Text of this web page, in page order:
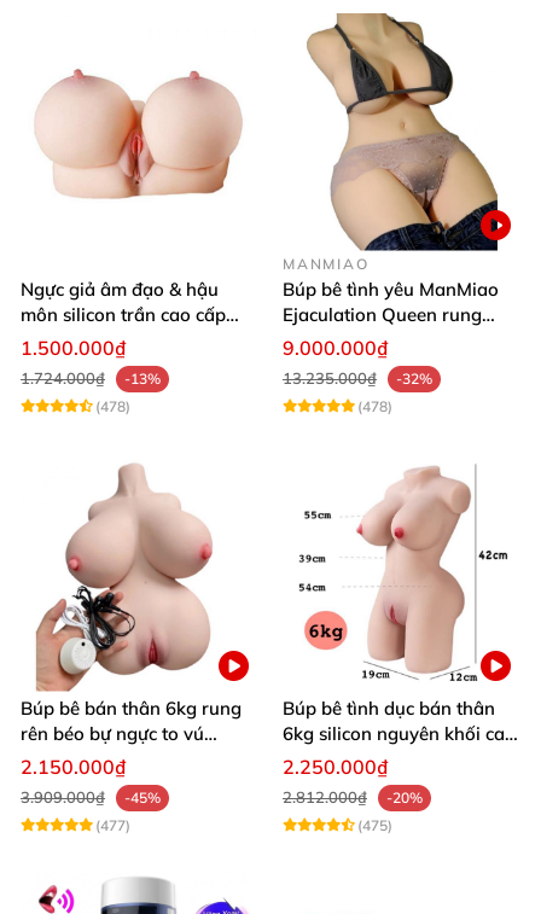
Ngực giả âm đạo & hậu
môn silicon trần cao cấp
mềm mịn - Man
Mastuebator 3kg
1.500.000₫
1.724.000₫
-13%
(478)
MANMIAO
Búp bê tình yêu ManMiao
Ejaculation Queen rung
cảm biến sưởi ấm phun
nước thông minh
9.000.000₫
13.235.000₫
-32%
(478)
Búp bê bán thân 6kg rung
rên béo bự ngực to vú
khủng siêu múp
2.150.000₫
3.909.000₫
-45%
(477)
Búp bê tình dục bán thân
6kg silicon nguyên khối cao
cấp giá rẻ
2.250.000₫
2.812.000₫
-20%
(475)